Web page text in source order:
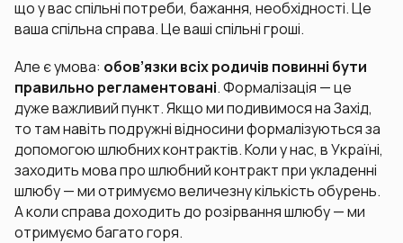
що у вас спільні потреби, бажання, необхідності. Це
ваша спільна справа. Це ваші спільні гроші.
Але є умова: обов’язки всіх родичів повинні бути
правильно регламентовані. Формалізація — це
дуже важливий пункт. Якщо ми подивимося на Захід,
то там навіть подружні відносини формалізуються за
допомогою шлюбних контрактів. Коли у нас, в Україні,
заходить мова про шлюбний контракт при укладенні
шлюбу — ми отримуємо величезну кількість обурень.
А коли справа доходить до розірвання шлюбу — ми
отримуємо багато горя.